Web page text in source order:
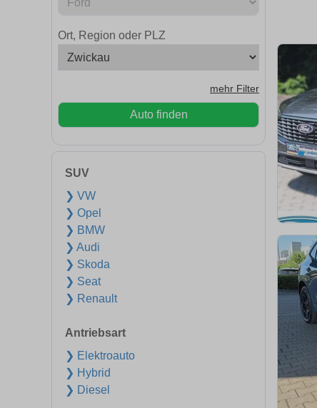
Ort, Region oder PLZ
mehr Filter
Auto finden
SUV
❯ VW
❯ Opel
❯ BMW
❯ Audi
❯ Skoda
❯ Seat
❯ Renault
Antriebsart
❯ Elektroauto
❯ Hybrid
❯ Diesel